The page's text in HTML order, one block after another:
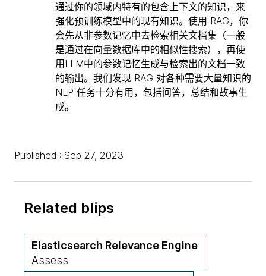
通过你的领域内特有的包含上下文的知识，来
强化预训练模型中的现有知识。使用 RAG，你
会先从非参数记忆中去检索相关文档集（一般
是通过在向量数据库中的相似性搜索），再使
用LLM中的参数记忆生成与检索出的文档一致
的输出。我们发现 RAG 对各种需要大量知识的
NLP 任务十分有用，包括问答，总结和故事生
成。
Published : Sep 27, 2023
Related blips
Elasticsearch Relevance Engine
Assess